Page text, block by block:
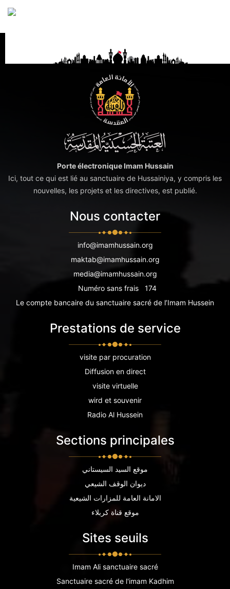
Porte électronique Imam Hussain
Ici, tout ce qui est lié au sanctuaire de Hussainiya, y compris les
nouvelles, les projets et les directives, est publié.
Nous contacter
info@imamhussain.org
maktab@imamhussain.org
media@imamhussain.org
Numéro sans frais
174
Le compte bancaire du sanctuaire sacré de l’Imam Hussein
Prestations de service
visite par procuration
Diffusion en direct
visite virtuelle
wird et souvenir
Radio Al Hussein
Sections principales
موقع السيد السيستاني
ديوان الوقف الشيعي
الامانة العامة للمزارات الشيعية
موقع قناة كربلاء
Sites seuils
Imam Ali sanctuaire sacré
Sanctuaire sacré de l'imam Kadhim